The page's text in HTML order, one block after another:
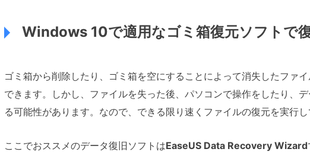
Windows 10で適用なゴミ箱復元ソフトで
ゴミ箱から削除したり、ゴミ箱を空にすることによって消失したファイ
できます。しかし、ファイルを失った後、パソコンで操作をしたり、
る可能性があります。なので、できる限り速くファイルの復元を実行し
ここでおススメのデータ復旧ソフトはEaseUS Data Recovery Wizard